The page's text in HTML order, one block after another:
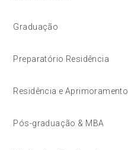
Graduação
Preparatório Residência
Residência e Aprimoramento
Pós-graduação & MBA